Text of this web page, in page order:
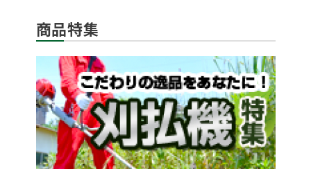
info@agriz.net
FAXでのご注文
0739-72-453224時間受付
商品特集